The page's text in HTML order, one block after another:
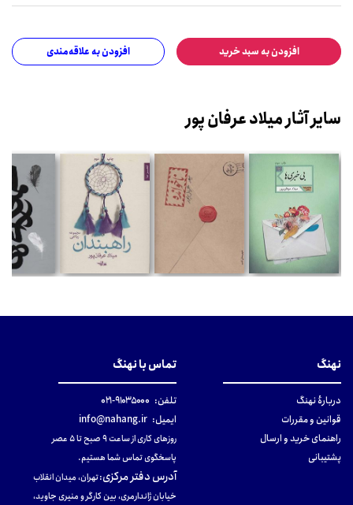
افزودن به سبد خرید افزودن به علاقه‌مندی
سایر آثار میلاد عرفان پور
نهنگ
دربارهٔ نهنگ
قوانین و مقررات
راهنمای خرید و ارسال
پشتیبانی
تماس با نهنگ
تلفن: ۹۱۰۳۵۰۰۰-۰۲۱
ایمیل: info@nahang.ir
روزهای کاری از ساعت ۹ صبح تا ۵ عصر
پاسخگوی تماس شما هستیم.
آدرس دفتر مرکزی:تهران، میدان انقلاب
خیابان ژاندارمری، بین کارگر و منیری جاوید،